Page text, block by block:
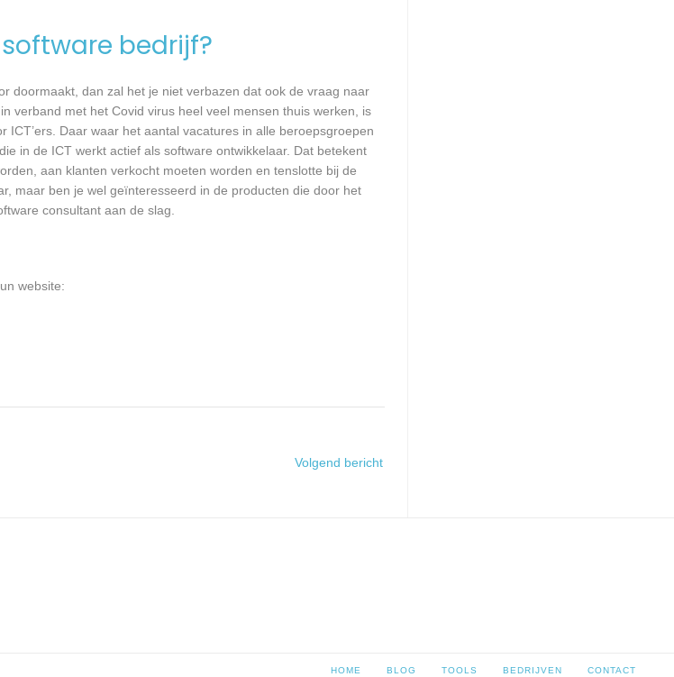
bedrijf?
doormaakt, dan zal het je niet verbazen dat ook de vraag naar
verband met het Covid virus heel veel mensen thuis werken, is
Daar waar het aantal vacatures in alle beroepsgroepen
in de ICT werkt actief als software ontwikkelaar. Dat betekent
aan klanten verkocht moeten worden en tenslotte bij de
maar ben je wel geïnteresseerd in de producten die door het
consultant aan de slag.
website:
Volgend bericht
HOME BLOG TOOLS BEDRIJVEN CONTACT